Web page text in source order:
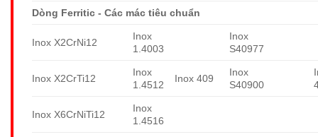
Dòng Ferritic - Các mác tiêu chuẩn
Inox X2CrNi12
Inox
1.4003
Inox
S40977
Inox X2CrTi12
Inox
1.4512
Inox 409
Inox
S40900
Inox X6CrNiTi12
Inox
1.4516